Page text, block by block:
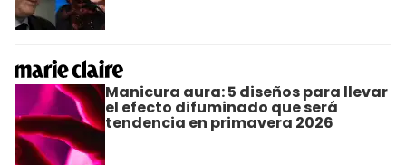
Manicura aura: 5 diseños para llevar
el efecto difuminado que será
tendencia en primavera 2026